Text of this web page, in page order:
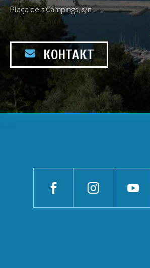
Plaça dels Càmpings, s/n
КОНТАКТ